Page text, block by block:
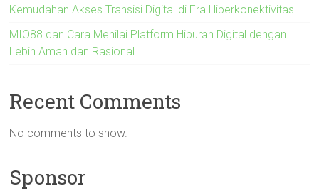
Kemudahan Akses Transisi Digital di Era Hiperkonektivitas
MIO88 dan Cara Menilai Platform Hiburan Digital dengan
Lebih Aman dan Rasional
Recent Comments
No comments to show.
Sponsor